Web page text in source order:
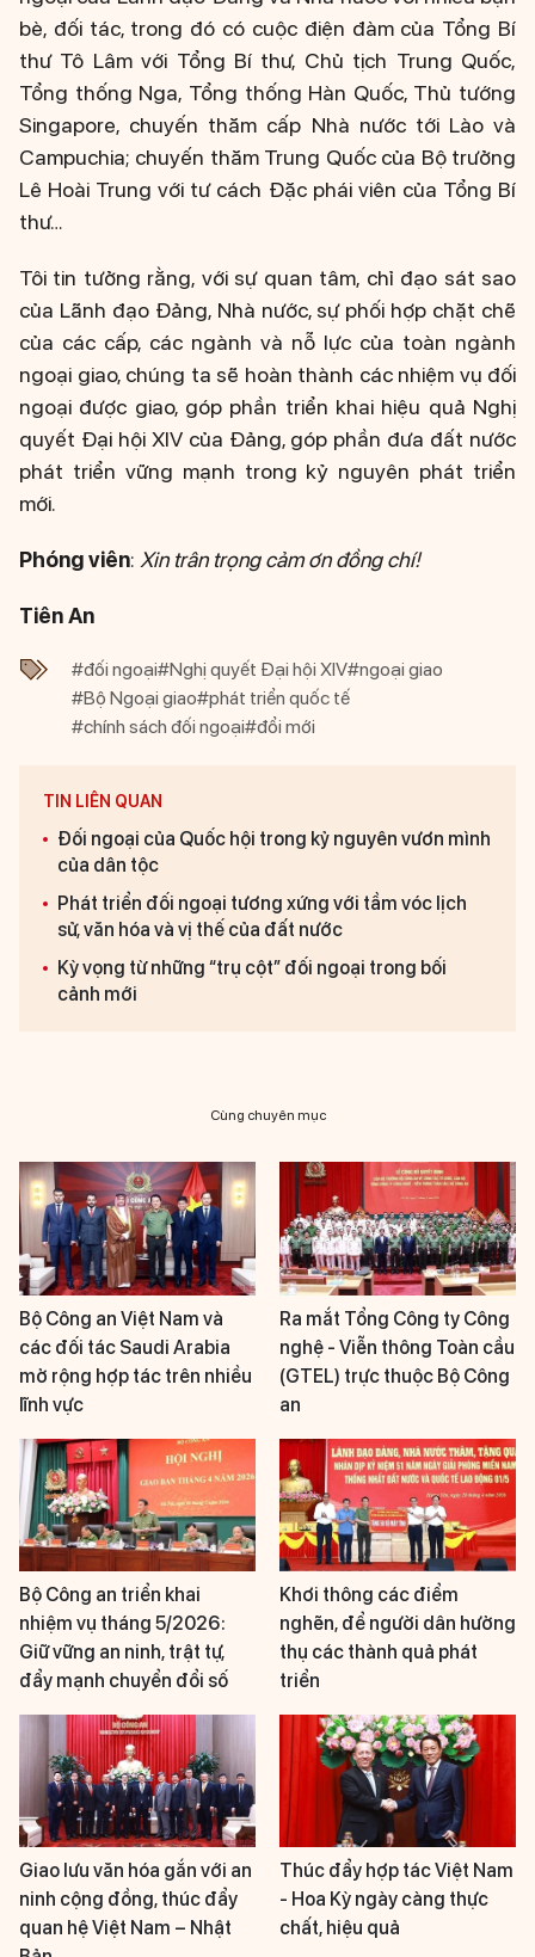
bè, đối tác, trong đó có cuộc điện đàm của Tổng Bí
thư Tô Lâm với Tổng Bí thư, Chủ tịch Trung Quốc,
Tổng thống Nga, Tổng thống Hàn Quốc, Thủ tướng
Singapore, chuyến thăm cấp Nhà nước tới Lào và
Campuchia; chuyến thăm Trung Quốc của Bộ trưởng
Lê Hoài Trung với tư cách Đặc phái viên của Tổng Bí
thư…
Tôi tin tưởng rằng, với sự quan tâm, chỉ đạo sát sao
của Lãnh đạo Đảng, Nhà nước, sự phối hợp chặt chẽ
của các cấp, các ngành và nỗ lực của toàn ngành
ngoại giao, chúng ta sẽ hoàn thành các nhiệm vụ đối
ngoại được giao, góp phần triển khai hiệu quả Nghị
quyết Đại hội XIV của Đảng, góp phần đưa đất nước
phát triển vững mạnh trong kỷ nguyên phát triển
mới.
Phóng viên: Xin trân trọng cảm ơn đồng chí!
Tiên An
#đối ngoại#Nghị quyết Đại hội XIV#ngoại giao
#Bộ Ngoại giao#phát triển quốc tế
#chính sách đối ngoại#đổi mới
TIN LIÊN QUAN
Đối ngoại của Quốc hội trong kỷ nguyên vươn mình
của dân tộc
Phát triển đối ngoại tương xứng với tầm vóc lịch
sử, văn hóa và vị thế của đất nước
Kỳ vọng từ những “trụ cột” đối ngoại trong bối
cảnh mới
Cùng chuyên mục
Bộ Công an Việt Nam và
các đối tác Saudi Arabia
mở rộng hợp tác trên nhiều
lĩnh vực
Ra mắt Tổng Công ty Công
nghệ - Viễn thông Toàn cầu
(GTEL) trực thuộc Bộ Công
an
Bộ Công an triển khai
nhiệm vụ tháng 5/2026:
Giữ vững an ninh, trật tự,
đẩy mạnh chuyển đổi số
Khơi thông các điểm
nghẽn, để người dân hưởng
thụ các thành quả phát
triển
Giao lưu văn hóa gắn với an
ninh cộng đồng, thúc đẩy
quan hệ Việt Nam – Nhật
Thúc đẩy hợp tác Việt Nam
- Hoa Kỳ ngày càng thực
chất, hiệu quả